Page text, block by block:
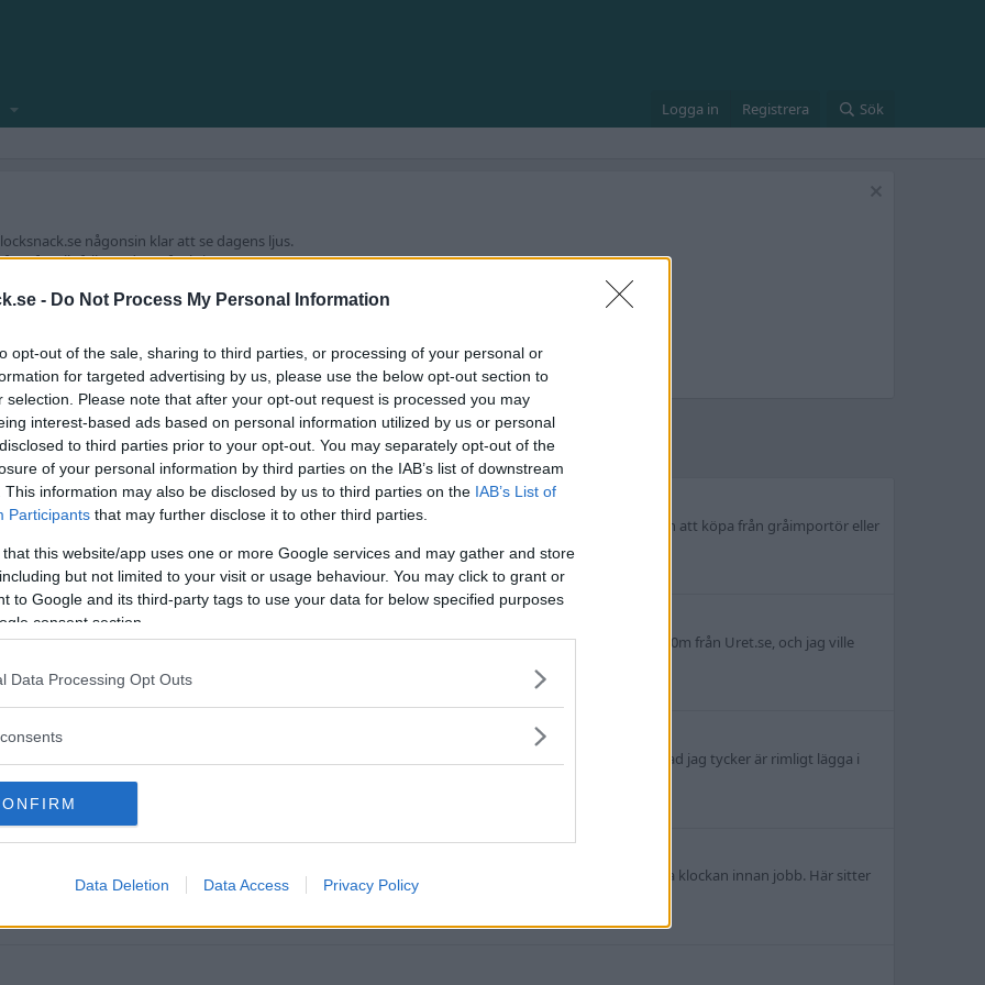
- Do Not Process My Personal Information
opt-out of the sale, sharing to third parties, or processing of your personal or
for targeted advertising by us, please use the below opt-out section to
selection. Please note that after your opt-out request is processed you may
interest-based ads based on personal information utilized by us or personal
to third parties prior to your opt-out. You may separately opt-out of the
of your personal information by third parties on the IAB’s list of downstream
This information may also be disclosed by us to third parties on the IAB’s List of
Participants that may further disclose it to other third parties.
that this website/app uses one or more Google services and may gather and store
but not limited to your visit or usage behaviour. You may click to grant or
to Google and its third-party tags to use your data for below specified purposes
consent section.
Data Processing Opt Outs
Data Deletion Data Access Privacy Policy
Logga in Registrera Sök
någonsin klar att se dagens ljus.
allt fyllt med nya funktioner.
frågeställningar.
och då bemöts med negativitet från resp säljare. Vad är skillnaden för mig som konsument mellan att köpa från gråimportör eller
i detta förutom ett bemötande? Eller grundar sig den...
klocka svensksåld uret.se Svar: 105 Forum:Diskussion
för mig att göra ett eget konto. Jag är nämligen en del frågor. Jag köpte igår en Omega Seamaster 300m från Uret.se, och jag ville
kan kontrollera att klockan är äkta, hur man ska gå tillväga...
Svar: 4 Forum:Diskussion
tittar mest just nu på en Omega Seamaster 300 m, gillar hur den ser ut och den ligger även inom vad jag tycker är rimligt lägga i
inköpsställe, jag har tittat på Uret.se och MyWatch...
omega seamaster
Nämligen Malmö/Vellinge. Stod otålmodigt och väntade utanför ICA innan de öppnade för att hämta klockan innan jobb. Här sitter
ett rödljus! Den här låg inuti lådan I...